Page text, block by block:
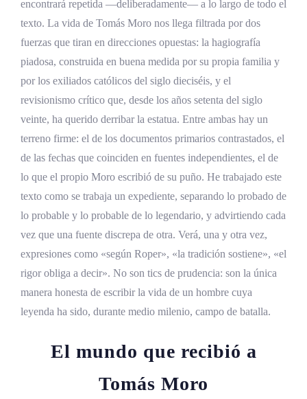
El pensamiento jurídico de Tomás Moro
La conciencia como categoría jurídica, no
El buen rey, el tirano y los límites de la
ley positiva
Tensiones, conflictos y sombras de Tomás
Moro
Lo documentado y lo legendario sobre el
perseguidor
El péndulo historiográfico, de Roper a
Hilary Mantel
El Gran Asunto del Rey
La maquinaria legislativa de la ruptura
El silencio jurídicamente perfecto
Westminster Hall y el perjurio de Richard
encontrará repetida —deliberadamente— a lo largo de todo el
texto. La vida de Tomás Moro nos llega filtrada por dos
fuerzas que tiran en direcciones opuestas: la hagiografía
piadosa, construida en buena medida por su propia familia y
por los exiliados católicos del siglo dieciséis, y el
revisionismo crítico que, desde los años setenta del siglo
veinte, ha querido derribar la estatua. Entre ambas hay un
terreno firme: el de los documentos primarios contrastados, el
de las fechas que coinciden en fuentes independientes, el de
lo que el propio Moro escribió de su puño. He trabajado este
texto como se trabaja un expediente, separando lo probado de
lo probable y lo probable de lo legendario, y advirtiendo cada
vez que una fuente discrepa de otra. Verá, una y otra vez,
expresiones como «según Roper», «la tradición sostiene», «el
rigor obliga a decir». No son tics de prudencia: son la única
manera honesta de escribir la vida de un hombre cuya
leyenda ha sido, durante medio milenio, campo de batalla.
El mundo que recibió a
Tomás Moro